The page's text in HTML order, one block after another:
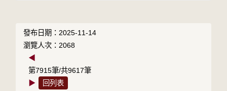
發布日期：2025-11-14
瀏覽人次：2068
◀
第7915筆/共9617筆
▶
回列表